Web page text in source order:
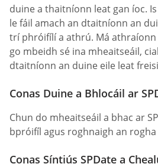
duine a thaitníonn leat gan íoc.
le fáil amach an dtaitníonn an
trí phróifílí a athrú. Má athraíonn
go mbeidh sé ina mheaitseáil,
dtaitníonn an duine eile leat
Conas Duine a Bhlocáil ar
Chun do mheaitseáil a bhac ar
bpróifíl agus roghnaigh an rogha
Conas Síntiús SPDate a